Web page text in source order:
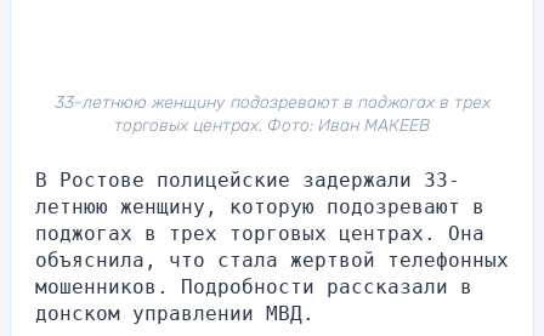
33-летнюю женщину подозревают в поджогах в трех
торговых центрах. Фото: Иван МАКЕЕВ
В Ростове полицейские задержали 33-
летнюю женщину, которую подозревают в
поджогах в трех торговых центрах. Она
объяснила, что стала жертвой телефонных
мошенников. Подробности рассказали в
донском управлении МВД.